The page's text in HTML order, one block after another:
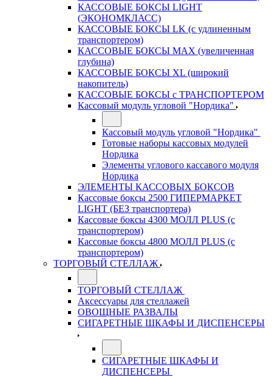
КАССОВЫЕ БОКСЫ LIGHT
(ЭКОНОМКЛАСС)
КАССОВЫЕ БОКСЫ LK (с удлиненным
транспортером)
КАССОВЫЕ БОКСЫ MAX (увеличенная
глубина)
КАССОВЫЕ БОКСЫ XL (широкий
накопитель)
КАССОВЫЕ БОКСЫ с ТРАНСПОРТЕРОМ
Кассовый модуль угловой "Нордика"
Кассовый модуль угловой "Нордика"
Готовые наборы кассовых модулей
Нордика
Элементы углового кассавого модуля
Нордика
ЭЛЕМЕНТЫ КАССОВЫХ БОКСОВ
Кассовые боксы 2500 ГИПЕРМАРКЕТ
LIGHT (БЕЗ транспортера)
Кассовые боксы 4300 МОЛЛ PLUS (с
транспортером)
Кассовые боксы 4800 МОЛЛ PLUS (с
транспортером)
ТОРГОВЫЙ СТЕЛЛАЖ
ТОРГОВЫЙ СТЕЛЛАЖ
Аксессуары для стеллажей
ОВОЩНЫЕ РАЗВАЛЫ
СИГАРЕТНЫЕ ШКАФЫ И ДИСПЕНСЕРЫ
СИГАРЕТНЫЕ ШКАФЫ И
ДИСПЕНСЕРЫ